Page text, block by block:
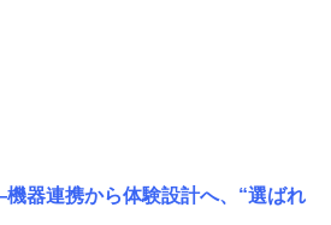
器連携から体験設計へ、“選ばれ